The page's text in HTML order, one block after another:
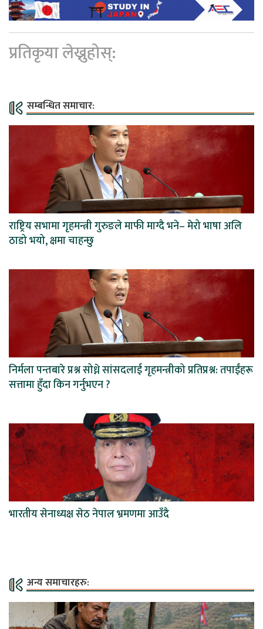
प्रतिकृया लेख्नुहोस्:
सम्बन्धित समाचार:
राष्ट्रिय सभामा गृहमन्त्री गुरुङले माफी माग्दै भने– मेरो भाषा अलि
ठाडो भयो, क्षमा चाहन्छु
निर्मला पन्तबारे प्रश्न सोध्ने सांसदलाई गृहमन्त्रीको प्रतिप्रश्न: तपाईंहरू
सत्तामा हुँदा किन गर्नुभएन ?
भारतीय सेनाध्यक्ष सेठ नेपाल भ्रमणमा आउँदै
अन्य समाचारहरु: